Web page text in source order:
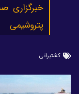
خبرگزاری
پتروشیمی
کشتیرانی